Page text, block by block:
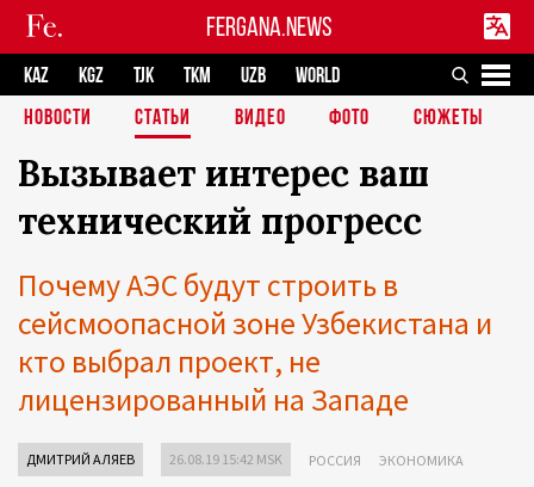
FERGANA.NEWS
KAZ KGZ TJK TKM UZB
WORLD
НОВОСТИ
СТАТЬИ ВИДЕО ФОТО СЮЖЕТЫ
Вызывает интерес ваш
технический прогресс
Почему АЭС будут строить в
сейсмоопасной зоне Узбекистана и
кто выбрал проект, не
лицензированный на Западе
ДМИТРИЙ АЛЯЕВ 26.08.19 15:42 MSK РОССИЯ ЭКОНОМИКА